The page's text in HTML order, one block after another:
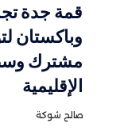
قمة جدة
وباكستان
مشترك
الإقليمية
صالح شوكة